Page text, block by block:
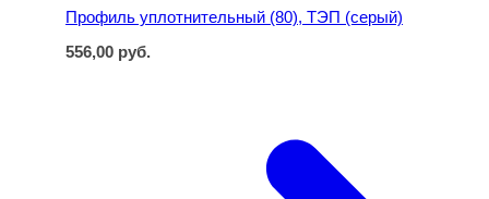
Профиль уплотнительный (80), ТЭП (серый)
556,00 руб.